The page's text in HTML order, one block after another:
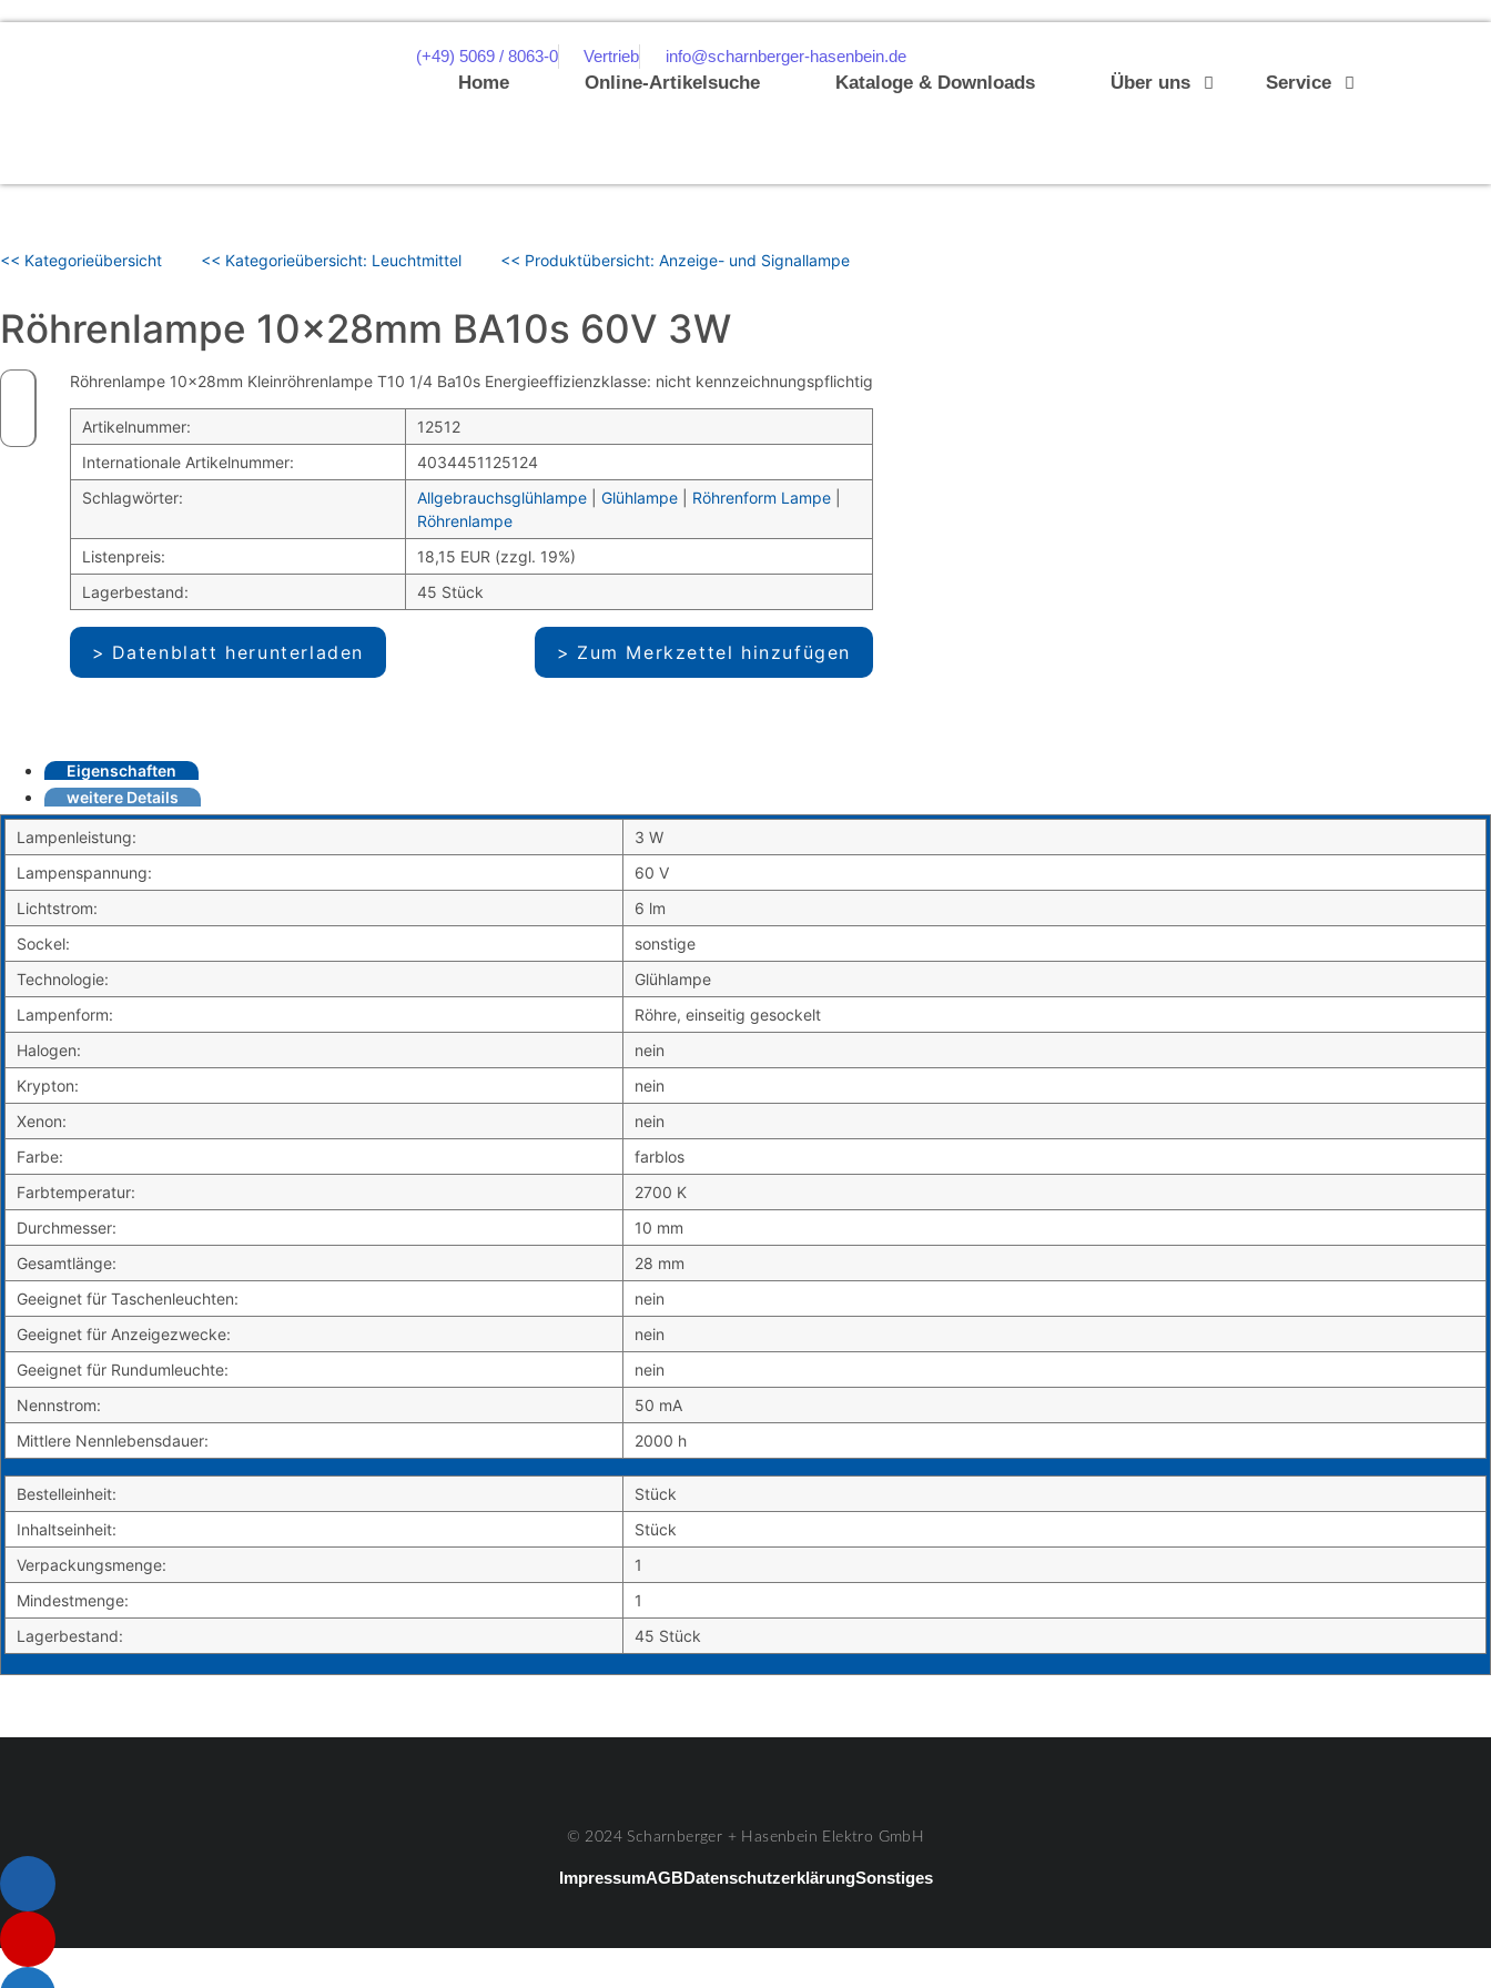
(+49) 5069 / 8063-0 Vertrieb info@scharnberger-hasenbein.de
Home Online-Artikelsuche Kataloge & Downloads Über uns Service
<< Kategorieübersicht << Kategorieübersicht: Leuchtmittel << Produktübersicht: Anzeige- und Signallampe
Röhrenlampe 10x28mm BA10s 60V 3W
Röhrenlampe 10x28mm Kleinröhrenlampe T10 1/4 Ba10s Energieeffizienzklasse: nicht kennzeichnungspflichtig
Artikelnummer:
12512
Internationale Artikelnummer:
4034451125124
Schlagwörter:
Allgebrauchsglühlampe Glühlampe Röhrenform Lampe
Röhrenlampe
Listenpreis:
18,15 EUR (zzgl. 19%)
Lagerbestand:
45 Stück
Datenblatt herunterladen Zum Merkzettel hinzufügen
Eigenschaften
weitere Details
Lampenleistung:
3 W
Lampenspannung:
60 V
Lichtstrom:
6 lm
Sockel:
sonstige
Technologie:
Glühlampe
Lampenform:
Röhre, einseitig gesockelt
Halogen:
nein
Krypton:
nein
Xenon:
nein
Farbe:
farblos
Farbtemperatur:
2700 K
Durchmesser:
10 mm
Gesamtlänge:
28 mm
Geeignet für Taschenleuchten:
nein
Geeignet für Anzeigezwecke:
nein
Geeignet für Rundumleuchte:
nein
Nennstrom:
50 mA
Mittlere Nennlebensdauer:
2000 h
Bestelleinheit:
Stück
Inhaltseinheit:
Stück
Verpackungsmenge:
1
Mindestmenge:
1
Lagerbestand:
45 Stück
© 2024 Scharnberger + Hasenbein Elektro GmbH
ImpressumAGBDatenschutzerklärungSonstiges